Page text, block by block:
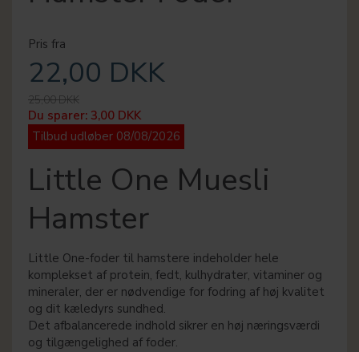
Pris fra
22,00 DKK
25,00 DKK
Du sparer: 3,00 DKK
Tilbud udløber 08/08/2026
Little One Muesli
Hamster
Little One-foder til hamstere indeholder hele
komplekset af protein, fedt, kulhydrater, vitaminer og
mineraler, der er nødvendige for fodring af høj kvalitet
og dit kæledyrs sundhed.
Det afbalancerede indhold sikrer en høj næringsværdi
og tilgængelighed af foder.